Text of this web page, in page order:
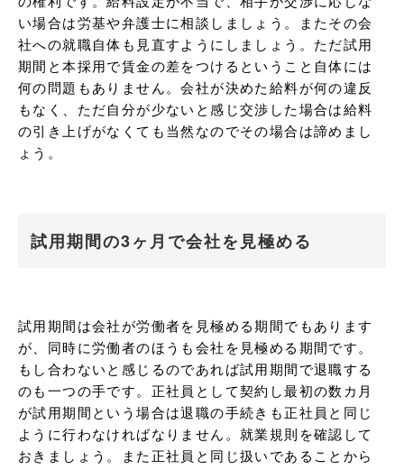
い場合は労基や弁護士に相談しましょう。またその会
社への就職自体も見直すようにしましょう。ただ試用
期間と本採用で賃金の差をつけるということ自体には
何の問題もありません。会社が決めた給料が何の違反
もなく、ただ自分が少ないと感じ交渉した場合は給料
の引き上げがなくても当然なのでその場合は諦めまし
ょう。
試用期間の3ヶ月で会社を見極める
試用期間は会社が労働者を見極める期間でもあります
が、同時に労働者のほうも会社を見極める期間です。
もし合わないと感じるのであれば試用期間で退職する
のも一つの手です。正社員として契約し最初の数カ月
が試用期間という場合は退職の手続きも正社員と同じ
ように行わなければなりません。就業規則を確認して
おきましょう。また正社員と同じ扱いであることから